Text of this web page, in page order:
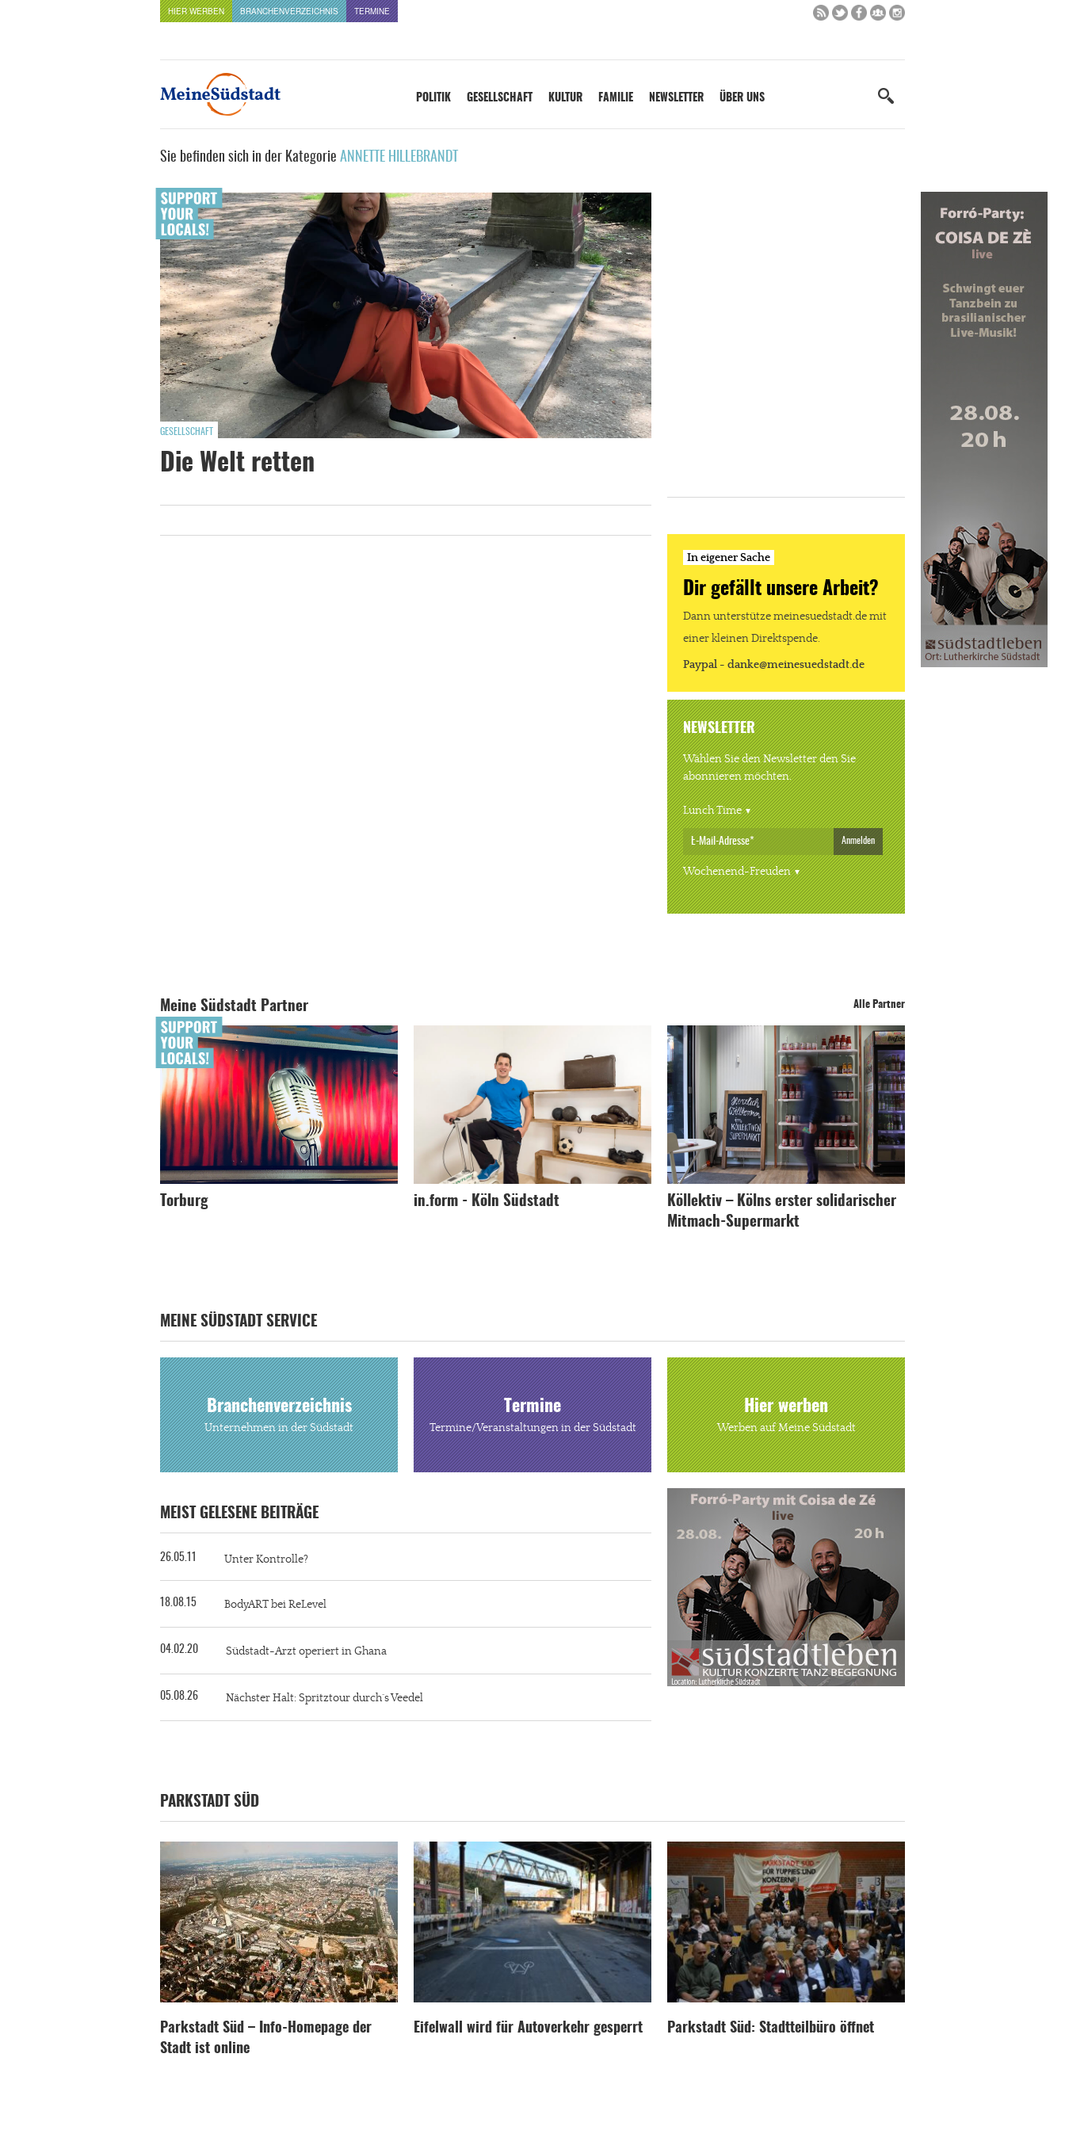
HIER WERBEN BRANCHENVERZEICHNIS TERMINE
POLITIK GESELLSCHAFT KULTUR FAMILIE NEWSLETTER ÜBER UNS
Sie befinden sich in der Kategorie ANNETTE HILLEBRANDT
GESELLSCHAFT
Die Welt retten
In eigener Sache
Dir gefällt unsere Arbeit?
Dann unterstütze meinesuedstadt.de mit
einer kleinen Direktspende.
Paypal - danke@meinesuedstadt.de
NEWSLETTER
Wählen Sie den Newsletter den Sie
abonnieren möchten.
Lunch Time
Anmelden
Wochenend-Freuden
Meine Südstadt Partner Alle Partner
Torburg in.form - Köln Südstadt
Köllektiv – Kölns erster solidarischer
Mitmach-Supermarkt
MEINE SÜDSTADT SERVICE
Branchenverzeichnis
Unternehmen in der Südstadt
Termine
Termine/Veranstaltungen in der Südstadt
Hier werben
Werben auf Meine Südstadt
MEIST GELESENE BEITRÄGE
26.05.11 Unter Kontrolle?
18.08.15 BodyART bei ReLevel
04.02.20 Südstadt-Arzt operiert in Ghana
05.08.26 Nächster Halt: Spritztour durch´s Veedel
PARKSTADT SÜD
Parkstadt Süd – Info-Homepage der
Stadt ist online
Eifelwall wird für Autoverkehr gesperrt Parkstadt Süd: Stadtteilbüro öffnet